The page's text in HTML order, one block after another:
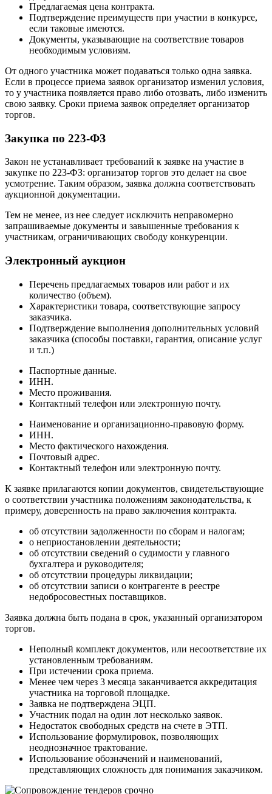
Предлагаемая цена контракта.
Подтверждение преимуществ при участии в конкурсе,
если таковые имеются.
Документы, указывающие на соответствие товаров
необходимым условиям.
От одного участника может подаваться только одна заявка.
Если в процессе приема заявок организатор изменил условия,
то у участника появляется право либо отозвать, либо изменить
свою заявку. Сроки приема заявок определяет организатор
торгов.
Закупка по 223-ФЗ
Закон не устанавливает требований к заявке на участие в
закупке по 223-ФЗ: организатор торгов это делает на свое
усмотрение. Таким образом, заявка должна соответствовать
аукционной документации.
Тем не менее, из нее следует исключить неправомерно
запрашиваемые документы и завышенные требования к
участникам, ограничивающих свободу конкуренции.
Электронный аукцион
Перечень предлагаемых товаров или работ и их
количество (объем).
Характеристики товара, соответствующие запросу
заказчика.
Подтверждение выполнения дополнительных условий
заказчика (способы поставки, гарантия, описание услуг
и т.п.)
Паспортные данные.
ИНН.
Место проживания.
Контактный телефон или электронную почту.
Наименование и организационно-правовую форму.
ИНН.
Место фактического нахождения.
Почтовый адрес.
Контактный телефон или электронную почту.
К заявке прилагаются копии документов, свидетельствующие
о соответствии участника положениям законодательства, к
примеру, доверенность на право заключения контракта.
об отсутствии задолженности по сборам и налогам;
о неприостановлении деятельности;
об отсутствии сведений о судимости у главного
бухгалтера и руководителя;
об отсутствии процедуры ликвидации;
об отсутствии записи о контрагенте в реестре
недобросовестных поставщиков.
Заявка должна быть подана в срок, указанный организатором
торгов.
Неполный комплект документов, или несоответствие их
установленным требованиям.
При истечении срока приема.
Менее чем через 3 месяца заканчивается аккредитация
участника на торговой площадке.
Заявка не подтверждена ЭЦП.
Участник подал на один лот несколько заявок.
Недостаток свободных средств на счете в ЭТП.
Использование формулировок, позволяющих
неоднозначное трактование.
Использование обозначений и наименований,
представляющих сложность для понимания заказчиком.